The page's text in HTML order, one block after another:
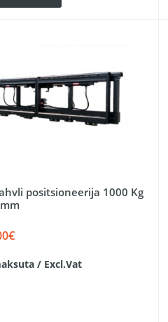
positsioneerija 1000 Kg
/ Excl.Vat